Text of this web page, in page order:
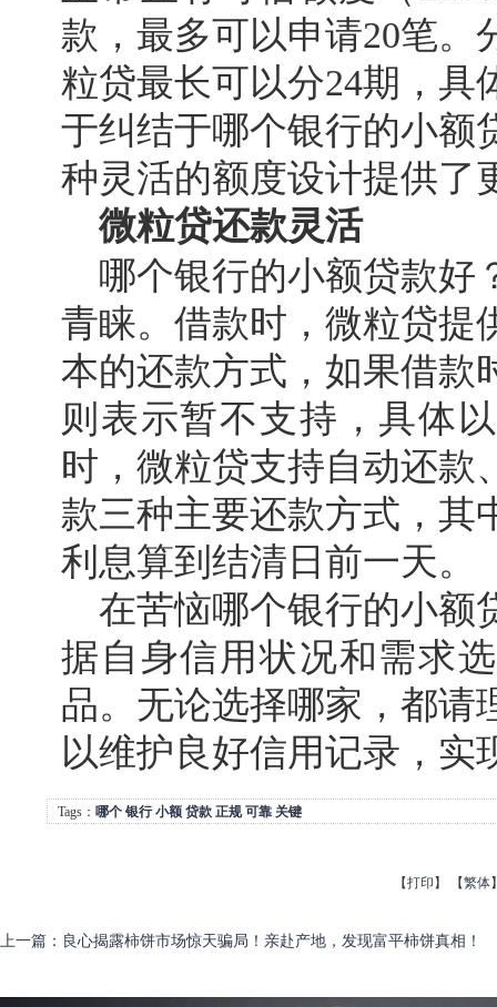
款，最多可以申请20笔。
粒贷最长可以分24期，具
于纠结于哪个银行的小额
种灵活的额度设计提供了
微粒贷还款灵活
哪个银行的小额贷款好
青睐。借款时，微粒贷提
本的还款方式，如果借款
则表示暂不支持，具体
时，微粒贷支持自动还款
款三种主要还款方式，其
利息算到结清日前一天。
在苦恼哪个银行的小额
据自身信用状况和需求
品。无论选择哪家，都请
以维护良好信用记录，实
Tags： 哪个 银行 小额 贷款 正规 可靠 关键
【打印】 【繁体
上一篇 ： 良心揭露柿饼市场惊天骗局！亲赴产地，发现富平柿饼真相！